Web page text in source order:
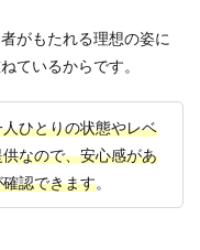
がもたれる理想の姿に
ているからです。
人ひとりの状態やレベ
なので、安心感があ
認できます。